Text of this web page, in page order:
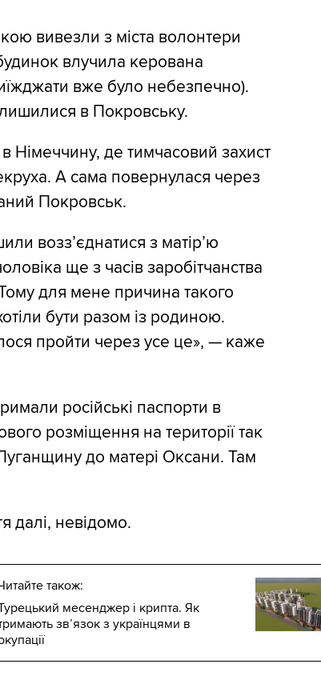
вивезли з міста волонтери
влучила керована
вже було небезпечно).
в Покровську.
Німеччину, де тимчасовий захист
А сама повернулася через
Покровськ.
возз’єднатися з матір’ю
ще з часів заробітчанства
для мене причина такого
бути разом із родиною.
пройти через усе це», — каже
російські паспорти в
розміщення на території так
до матері Оксани. Там
далі, невідомо.
також:
месенджер і крипта. Як
зв’язок з українцями в